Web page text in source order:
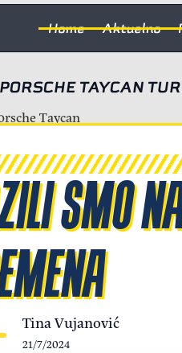
Home Aktuelno
PORSCHE TAYCAN
SMO
Tina Vujanović
21/7/2024